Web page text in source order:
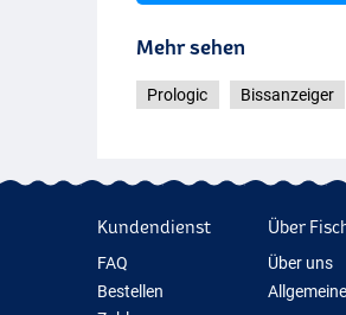
Mehr sehen
Prologic Bissanzeiger
Kundendienst
FAQ
Bestellen
Über
Über uns